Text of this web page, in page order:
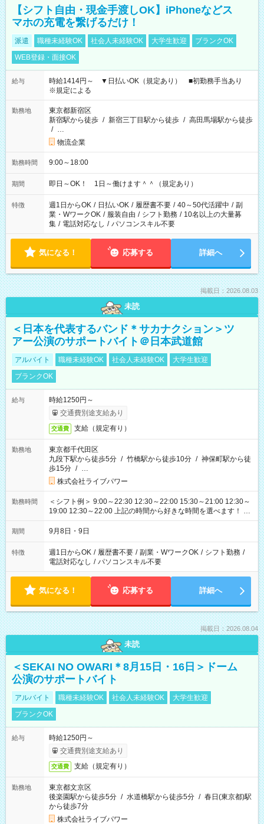
【シフト自由・現金手渡しOK】iPhoneなどス
マホの充電を繋げるだけ！
派遣 職種未経験OK 社会人未経験OK 大学生歓迎
ブランクOK
WEB登録・面接OK
給与
時給1414円～ ▼日払いOK（規定あり） ■初勤務手当あり
※規定による
勤務地
東京都新宿区
新宿駅から徒歩 / 新宿三丁目駅から徒歩 / 高田馬場駅から徒歩
/ …
物流企業
勤務時間 9:00～18:00
期間 即日～OK！ 1日～働けます＾＾（規定あり）
特徴 週1日からOK / 日払いOK / 履歴書不要 / 40～50代活躍中 / 副
業・WワークOK / 服装自由 / シフト勤務 / 10名以上の大量募
集 / 電話対応なし / パソコンスキル不要
気になる！ 応募する 詳細へ
掲載日：2026.08.03
未読
＜日本を代表するバンド＊サカナクション＞ツ
アー公演のサポートバイト＠日本武道館
アルバイト 職種未経験OK 社会人未経験OK
大学生歓迎
ブランクOK
給与
時給1250円～
交通費別途支給あり
交通費 支給（規定有り）
勤務地
東京都千代田区
九段下駅から徒歩5分 / 竹橋駅から徒歩10分 / 神保町駅から徒
歩15分 / …
株式会社ライブパワー
勤務時間
＜シフト例＞ 9:00～22:30 12:30～22:00 15:30～21:00 12:30～
19:00 12:30～22:00 上記の時間から好きな時間を選べます！ ※
時間は変更となる可能性があります
期間 9月8日・9日
特徴 週1日からOK / 履歴書不要 / 副業・WワークOK / シフト勤務 /
電話対応なし / パソコンスキル不要
気になる！ 応募する 詳細へ
掲載日：2026.08.04
未読
＜SEKAI NO OWARI＊8月15日・16日＞ドーム
公演のサポートバイト
アルバイト 職種未経験OK 社会人未経験OK
大学生歓迎
ブランクOK
給与
時給1250円～
交通費別途支給あり
交通費 支給（規定有り）
勤務地
東京都文京区
後楽園駅から徒歩5分 / 水道橋駅から徒歩5分 / 春日(東京都)駅
から徒歩7分
株式会社ライブパワー